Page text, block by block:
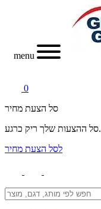
menu
0
סל הצעת מחיר
סל ההצעות שלך ריק כרגע.
לסל הצעת מחיר